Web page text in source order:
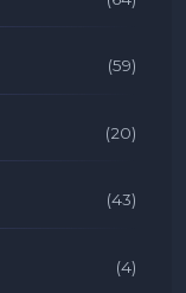
(59)
(20)
(43)
(4)